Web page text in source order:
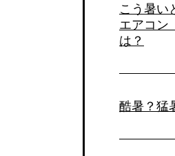
こう暑い
エアコン
は？
酷暑？猛